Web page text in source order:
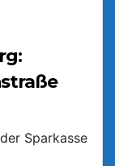
Sparkasse